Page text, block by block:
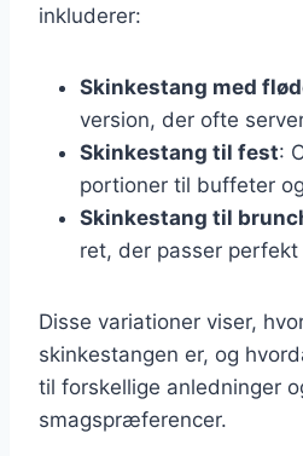
inkluderer:
Skinkestang med
version, der ofte
Skinkestang til fest:
portioner til buffeter
Skinkestang til
ret, der passer
Disse variationer viser,
skinkestangen er, og
til forskellige anledninger
smagspræferencer.